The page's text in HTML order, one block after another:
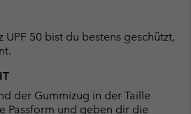
UPF 50 bist du bestens geschützt,
der Gummizug in der Taille
Passform und geben dir die